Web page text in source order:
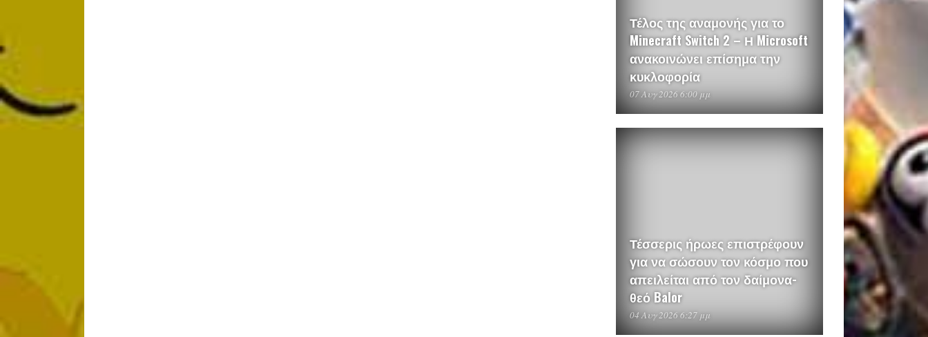
Τέλος της αναμονής για το
Minecraft Switch 2 – Η Microsoft
ανακοινώνει επίσημα την
κυκλοφορία
07 Αυγ 2026 6:00 μμ
Τέσσερις ήρωες επιστρέφουν
για να σώσουν τον κόσμο που
απειλείται από τον δαίμονα-
θεό Balor
04 Αυγ 2026 6:27 μμ